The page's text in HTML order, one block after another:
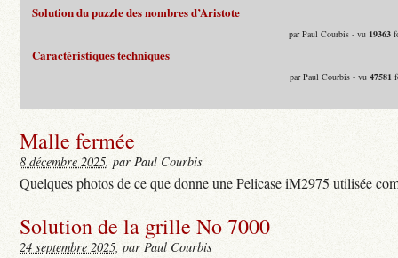
Solution du puzzle des nombres d’Aristote
par Paul Courbis - vu 19363
Caractéristiques techniques
par Paul Courbis - vu47581
Malle fermée
8 décembre 2025, par Paul Courbis
Quelques photos de ce que donne une Pelicase iM2975 utilisée
Solution de la grille No 7000
24 septembre 2025, par Paul Courbis